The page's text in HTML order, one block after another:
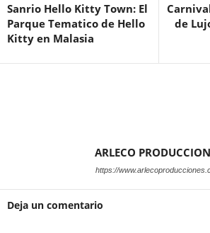
Sanrio Hello Kitty Town: El
Parque Tematico de Hello
Kitty en Malasia
de
ARLECO
https://
Deja un comentario